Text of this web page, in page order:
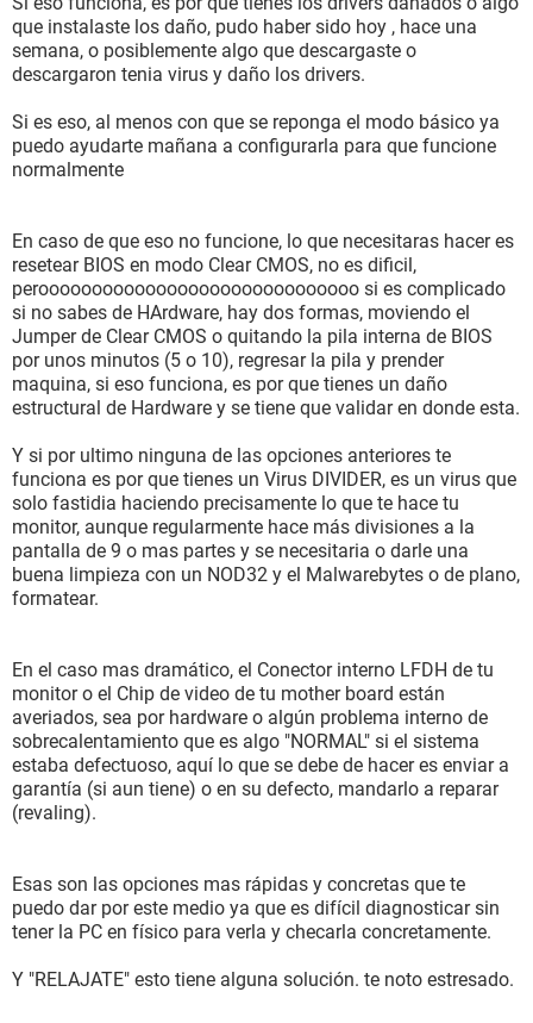
que instalaste los daño, pudo haber sido hoy , hace una
semana, o posiblemente algo que descargaste o
descargaron tenia virus y daño los drivers.
Si es eso, al menos con que se reponga el modo básico ya
puedo ayudarte mañana a configurarla para que funcione
normalmente
En caso de que eso no funcione, lo que necesitaras hacer es
resetear BIOS en modo Clear CMOS, no es dificil,
peroooooooooooooooooooooooooooooo si es complicado
si no sabes de HArdware, hay dos formas, moviendo el
Jumper de Clear CMOS o quitando la pila interna de BIOS
por unos minutos (5 o 10), regresar la pila y prender
maquina, si eso funciona, es por que tienes un daño
estructural de Hardware y se tiene que validar en donde esta.
Y si por ultimo ninguna de las opciones anteriores te
funciona es por que tienes un Virus DIVIDER, es un virus que
solo fastidia haciendo precisamente lo que te hace tu
monitor, aunque regularmente hace más divisiones a la
pantalla de 9 o mas partes y se necesitaria o darle una
buena limpieza con un NOD32 y el Malwarebytes o de plano,
formatear.
En el caso mas dramático, el Conector interno LFDH de tu
monitor o el Chip de video de tu mother board están
averiados, sea por hardware o algún problema interno de
sobrecalentamiento que es algo "NORMAL" si el sistema
estaba defectuoso, aquí lo que se debe de hacer es enviar a
garantía (si aun tiene) o en su defecto, mandarlo a reparar
(revaling).
Esas son las opciones mas rápidas y concretas que te
puedo dar por este medio ya que es difícil diagnosticar sin
tener la PC en físico para verla y checarla concretamente.
Y "RELAJATE" esto tiene alguna solución. te noto estresado.